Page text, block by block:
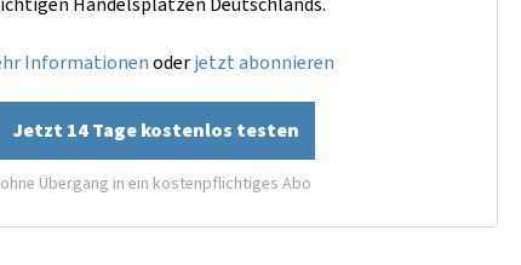
Informationenoderjetzt abonnieren
Jetzt 14 Tage kostenlos testen
ohne Übergang in ein kostenpflichtiges Abo